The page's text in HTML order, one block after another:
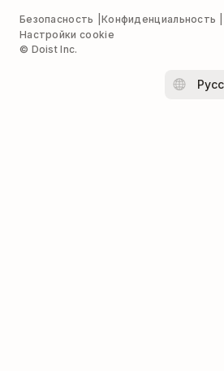
Безопасность Конфиденциальность
Настройки cookie
© Doist Inc.